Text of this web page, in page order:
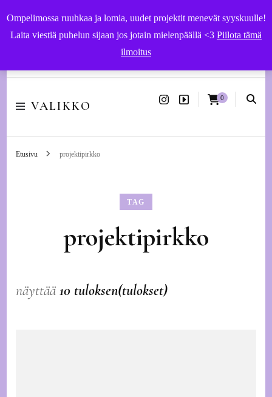
Ompelimossa ruuhkaa ja lomia, uudet projektit menevät syyskuulle!
Laita viestiä puhelun sijaan jos jotain mielenpäällä <3 Piilota tämä
ilmoitus
VALIKKO
0
Etusivu projektipirkko
TAG
projektipirkko
näyttää10 tuloksen(tulokset)